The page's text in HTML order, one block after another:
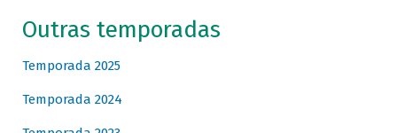
Outras temporadas
Temporada 2025
Temporada 2024